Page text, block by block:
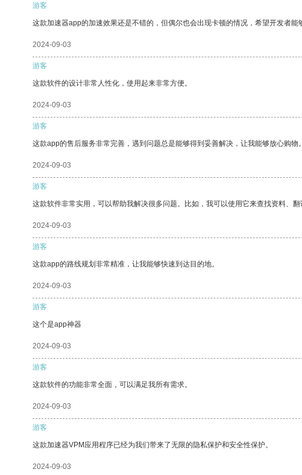
游客
这款加速器app的加速效果还是不错的，但偶尔也会出现卡顿的情况，希望开发者能
2024-09-03
游客
这款软件的设计非常人性化，使用起来非常方便。
2024-09-03
游客
这款app的售后服务非常完善，遇到问题总是能够得到妥善解决，让我能够放心购物。
2024-09-03
游客
这款软件非常实用，可以帮助我解决很多问题。比如，我可以使用它来查找资料、翻
2024-09-03
游客
这款app的路线规划非常精准，让我能够快速到达目的地。
2024-09-03
游客
这个是app神器
2024-09-03
游客
这款软件的功能非常全面，可以满足我所有需求。
2024-09-03
游客
这款加速器VPM应用程序已经为我们带来了无限的隐私保护和安全性保护。
2024-09-03